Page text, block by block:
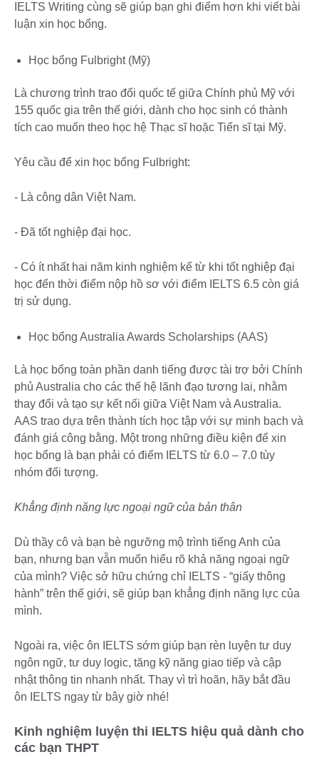
IELTS Writing cùng sẽ giúp bạn ghi điểm hơn khi viết bài
luận xin học bổng.
Học bổng Fulbright (Mỹ)
Là chương trình trao đổi quốc tế giữa Chính phủ Mỹ với
155 quốc gia trên thế giới, dành cho học sinh có thành
tích cao muốn theo học hệ Thạc sĩ hoặc Tiến sĩ tại Mỹ.
Yêu cầu để xin học bổng Fulbright:
- Là công dân Việt Nam.
- Đã tốt nghiệp đại học.
- Có ít nhất hai năm kinh nghiệm kể từ khi tốt nghiệp đại
học đến thời điểm nộp hồ sơ với điểm IELTS 6.5 còn giá
trị sử dụng.
Học bổng Australia Awards Scholarships (AAS)
Là học bổng toàn phần danh tiếng được tài trợ bởi Chính
phủ Australia cho các thế hệ lãnh đạo tương lai, nhằm
thay đổi và tạo sự kết nối giữa Việt Nam và Australia.
AAS trao dựa trên thành tích học tập với sự minh bạch và
đánh giá công bằng. Một trong những điều kiện để xin
học bổng là bạn phải có điểm IELTS từ 6.0 – 7.0 tùy
nhóm đối tượng.
Khẳng định năng lực ngoại ngữ của bản thân
Dù thầy cô và bạn bè ngưỡng mộ trình tiếng Anh của
bạn, nhưng bạn vẫn muốn hiểu rõ khả năng ngoại ngữ
của mình? Việc sở hữu chứng chỉ IELTS - “giấy thông
hành” trên thế giới, sẽ giúp bạn khẳng định năng lực của
mình.
Ngoài ra, việc ôn IELTS sớm giúp bạn rèn luyện tư duy
ngôn ngữ, tư duy logic, tăng kỹ năng giao tiếp và cập
nhật thông tin nhanh nhất. Thay vì trì hoãn, hãy bắt đầu
ôn IELTS ngay từ bây giờ nhé!
Kinh nghiệm luyện thi IELTS hiệu quả dành cho
các bạn THPT